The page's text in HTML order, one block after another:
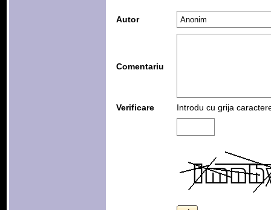
Autor
Comentariu
Verificare Introdu cu grija